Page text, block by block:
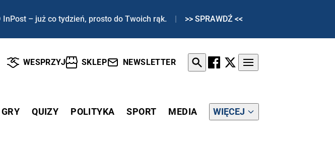
– już co tydzień, prosto do Twoich rąk. | >> SPRAWDŹ <<
WESPRZYJ SKLEP NEWSLETTER
GRY QUIZY POLITYKA SPORT MEDIA WIĘCEJ